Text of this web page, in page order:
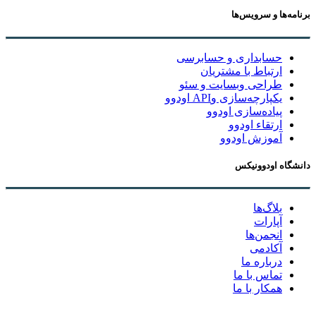
برنامه‌ها و سرویس‌ها
حسابداری و حسابرسی
ارتباط با مشتریان
طراحی وبسایت و سئو
یکپارچه‌سازی وAPI اودوو
پیاده‌سازی اودوو
ارتقاء اودوو
آموزش اودوو
دانشگاه اودوونیکس
بلاگ‌ها
آپارات
انجمن‌ها
آکادمی
درباره ما
تماس با ما
همکار با ما